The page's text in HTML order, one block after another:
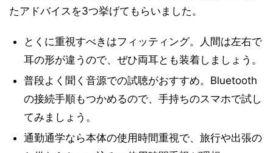
たアドバイスを3つ挙げてもらいました。
とくに重視すべきはフィッティング。人間は左右で
耳の形が違うので、ぜひ両耳とも装着しましょう。
普段よく聞く音源での試聴がおすすめ。Bluetooth
の接続手順もつかめるので、手持ちのスマホで試し
てみましょう。
通勤通学なら本体の使用時間重視で、旅行や出張の